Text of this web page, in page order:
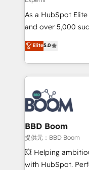
audit et maintenance) ➤ La création de sites
de conversion qui
opportunités d'affaires ➤ La mise
stratégies
inbound,
emailing) Informations clés : - 10 ans d'expérience -
100+ intégrations
experts conseil -
cumulées
As a HubSpot
and over 5,000
Vonazon turns
measurable,
enterprise-grade
builds scalable
revenue. ⚙️ HubSpot Integration & Optimization •
Seamless CRM,
Complex platform
Custom APIs and third-
End Revenue
pipeline growth
and CRM
Elite5.0
BBD Boom
提供元：BBD Boom
💥 Helping
with HubSpot.